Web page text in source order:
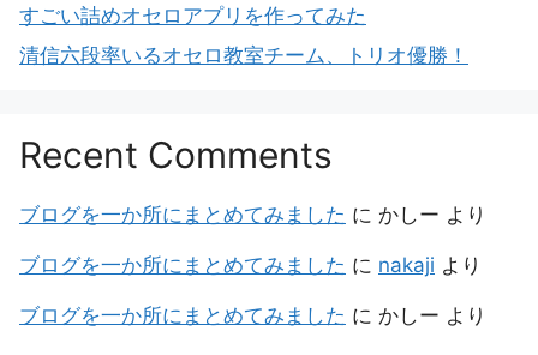
すごい詰めオセロアプリを作ってみた
清信六段率いるオセロ教室チーム、トリオ優勝！
Recent Comments
ブログを一か所にまとめてみました に かしー より
ブログを一か所にまとめてみました に nakaji より
ブログを一か所にまとめてみました に かしー より